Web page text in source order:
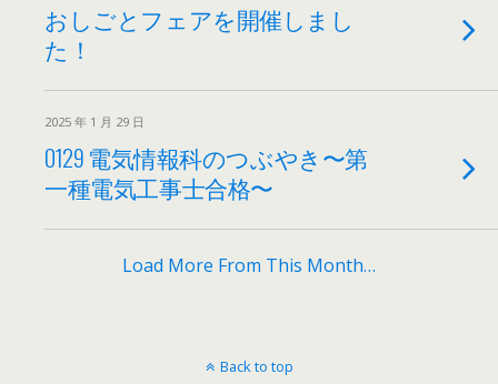
おしごとフェアを開催しまし
た！
2025 年 1 月 29 日
0129 電気情報科のつぶやき〜第
一種電気工事士合格〜
Load More From This Month…
Back to top